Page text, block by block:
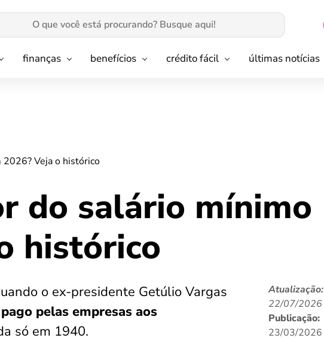
finanças benefícios crédito fácil últimas notícias
Veja o histórico
do salário mínimo
histórico
o ex-presidente Getúlio Vargas
pelas empresas aos
só em 1940.
Atualização:
22/07/2026
Publicação:
23/03/2026